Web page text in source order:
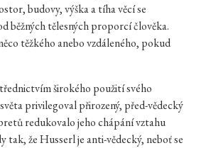
budovy, výška a tíha věcí se
běžných tělesných proporcí člověka.
těžkého anebo vzdáleného, pokud
širokého použití svého
privilegoval přirozený, před-vědecký
redukovalo jeho chápání vztahu
tak, že Husserl je anti-vědecký, neboť se